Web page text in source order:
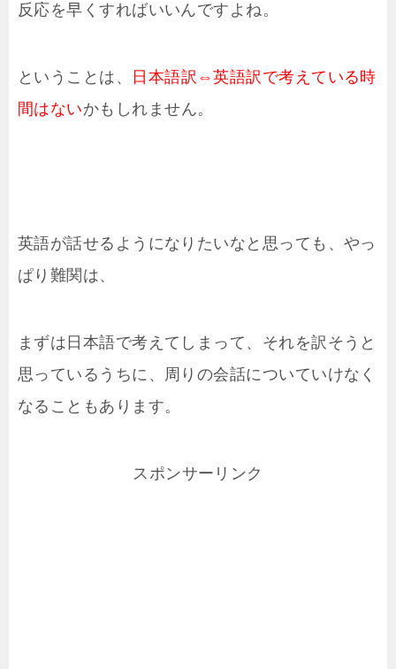
反応を早くすればいいんですよね。
ということは、
日本語訳⇔英語訳で考えている時
間はないかもしれません。
英語が話せるようになりたいなと思っても、やっ
ぱり難関は、
まずは日本語で考えてしまって、それを訳そうと
思っているうちに、周りの会話についていけなく
なることもあります。
スポンサーリンク